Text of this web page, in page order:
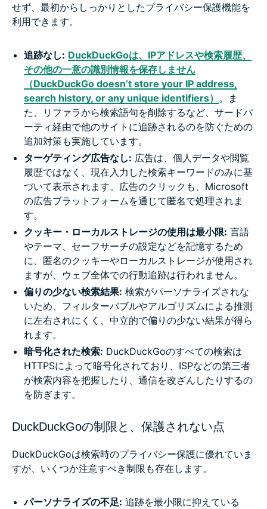
せず、最初からしっかりとしたプライバシー保護機能を
利用できます。
追跡なし: DuckDuckGoは、IPアドレスや検索履歴、
その他の一意の識別情報を保存しません
（DuckDuckGo doesn’t store your IP address,
search history, or any unique identifiers） 。ま
た、リファラから検索語句を削除するなど、サードパ
ーティ経由で他のサイトに追跡されるのを防ぐための
追加対策も実施しています。
ターゲティング広告なし: 広告は、個人データや閲覧
履歴ではなく、現在入力した検索キーワードのみに基
づいて表示されます。広告のクリックも、Microsoft
の広告プラットフォームを通じて匿名で処理されま
す。
クッキー・ローカルストレージの使用は最小限: 言語
やテーマ、セーフサーチの設定などを記憶するため
に、匿名のクッキーやローカルストレージが使用され
ますが、ウェブ全体での行動追跡は行われません。
偏りの少ない検索結果: 検索がパーソナライズされな
いため、フィルターバブルやアルゴリズムによる推測
に左右されにくく、中立的で偏りの少ない結果が得ら
れます。
暗号化された検索: DuckDuckGoのすべての検索は
HTTPSによって暗号化されており、ISPなどの第三者
が検索内容を把握したり、通信を改ざんしたりするの
を防ぎます。
DuckDuckGoの制限と、保護されない点
DuckDuckGoは検索時のプライバシー保護に優れていま
すが、いくつか注意すべき制限も存在します。
パーソナライズの不足: 追跡を最小限に抑えている